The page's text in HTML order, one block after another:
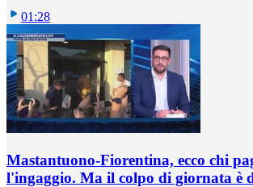
01:28
Mastantuono-Fiorentina, ecco chi
l'ingaggio. Ma il colpo di giornata è